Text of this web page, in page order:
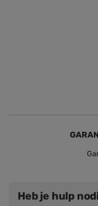
Heb je hulp